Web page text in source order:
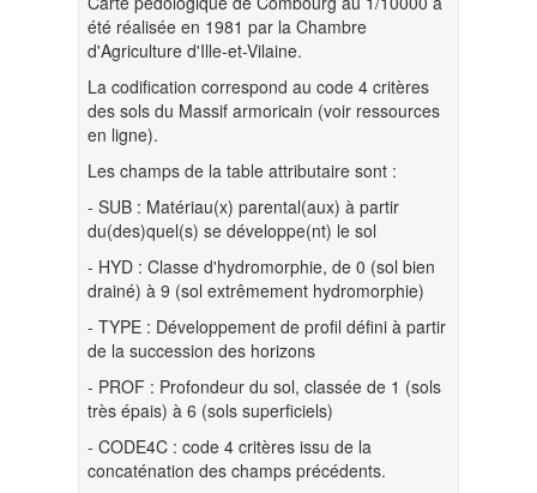
été réalisée en 1981 par la Chambre
d'Agriculture d'Ille-et-Vilaine.
La codification correspond au code 4 critères
des sols du Massif armoricain (voir ressources
en ligne).
Les champs de la table attributaire sont :
- SUB : Matériau(x) parental(aux) à partir
du(des)quel(s) se développe(nt) le sol
- HYD : Classe d'hydromorphie, de 0 (sol bien
drainé) à 9 (sol extrêmement hydromorphie)
- TYPE : Développement de profil défini à partir
de la succession des horizons
- PROF : Profondeur du sol, classée de 1 (sols
très épais) à 6 (sols superficiels)
- CODE4C : code 4 critères issu de la
concaténation des champs précédents.